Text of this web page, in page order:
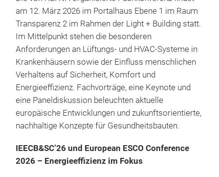
am 12. März 2026 im Portalhaus Ebene 1 im Raum
Transparenz 2 im Rahmen der Light + Building statt.
Im Mittelpunkt stehen die besonderen
Anforderungen an Lüftungs- und HVAC-Systeme in
Krankenhäusern sowie der Einfluss menschlichen
Verhaltens auf Sicherheit, Komfort und
Energieeffizienz. Fachvorträge, eine Keynote und
eine Paneldiskussion beleuchten aktuelle
europäische Entwicklungen und zukunftsorientierte,
nachhaltige Konzepte für Gesundheitsbauten.
IEECB&SC’26 und European ESCO Conference
2026 – Energieeffizienz im Fokus